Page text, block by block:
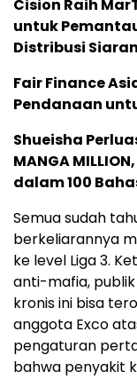
Cision Raih
untuk
Distribusi
Fair Finance
Pendanaan
Shueisha
MANGA
dalam 100
Semua sudah
berkeliarannya
ke level Liga 3.
anti-mafia,
kronis ini bisa
anggota Exco
pengaturan
bahwa penyakit